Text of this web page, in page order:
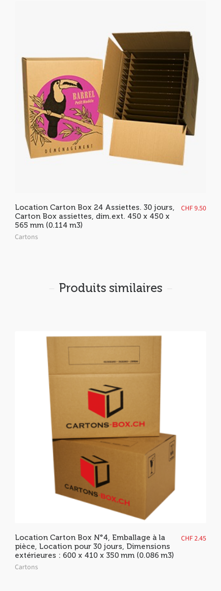
Location Carton Box 24 Assiettes. 30 jours,
Carton Box assiettes, dim.ext. 450 x 450 x
565 mm (0.114 m3)
Cartons
CHF9.50
Produits similaires
Location Carton Box N°4, Emballage à la
pièce, Location pour 30 jours, Dimensions
extérieures : 600 x 410 x 350 mm (0.086 m3)
Cartons
CHF2.45